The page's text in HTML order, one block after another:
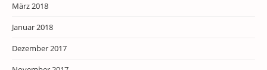
März 2018
Januar 2018
Dezember 2017